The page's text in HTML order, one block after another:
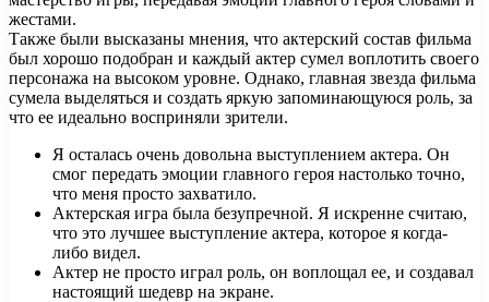
жестами.
Также были высказаны мнения, что актерский состав фильма
был хорошо подобран и каждый актер сумел воплотить своего
персонажа на высоком уровне. Однако, главная звезда фильма
сумела выделяться и создать яркую запоминающуюся роль, за
что ее идеально восприняли зрители.
Я осталась очень довольна выступлением актера. Он
смог передать эмоции главного героя настолько точно,
что меня просто захватило.
Актерская игра была безупречной. Я искренне считаю,
что это лучшее выступление актера, которое я когда-
либо видел.
Актер не просто играл роль, он воплощал ее, и создавал
настоящий шедевр на экране.